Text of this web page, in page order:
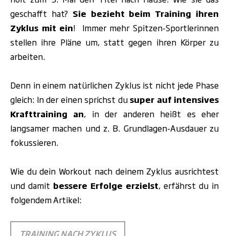
geschafft hat? Sie bezieht beim Training ihren
Zyklus mit ein! Immer mehr Spitzen-Sportlerinnen
stellen ihre Pläne um, statt gegen ihren Körper zu
arbeiten.
Denn in einem natürlichen Zyklus ist nicht jede Phase
gleich: In der einen sprichst dusuper auf intensives
Krafttraining an, in der anderen heißt es eher
langsamer machen und z. B. Grundlagen-Ausdauer zu
fokussieren.
Wie du dein Workout nach deinem Zyklus ausrichtest
und damit bessere Erfolge erzielst, erfährst du in
folgendem Artikel:
TRAINING NACH ZYKLUS